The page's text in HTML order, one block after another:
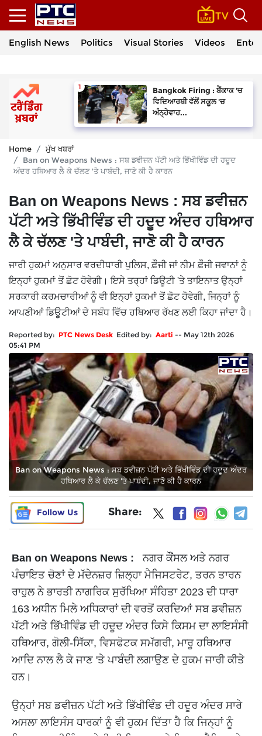
English News Politics Visual Stories Videos
Bangkok Firing : ਬੈਂਕਾਕ 'ਚ
ਵਿਦਿਆਰਥੀ ਵੱਲੋਂ ਸਕੂਲ 'ਚ
ਅੰਨ੍ਹੇਵਾਹ...
Home
ਮੁੱਖ ਖਬਰਾਂ
Ban on Weapons News : ਸਬ ਡਵੀਜ਼ਨ ਪੱਟੀ ਅਤੇ ਭਿੱਖੀਵਿੰਡ ਦੀ ਹਦੂਦ
ਅੰਦਰ ਹਥਿਆਰ ਲੈ ਕੇ ਚੱਲਣ 'ਤੇ ਪਾਬੰਦੀ, ਜਾਣੋ ਕੀ ਹੈ ਕਾਰਨ
Ban on Weapons News : ਸਬ ਡਵੀਜ਼ਨ
ਪੱਟੀ ਅਤੇ ਭਿੱਖੀਵਿੰਡ ਦੀ ਹਦੂਦ ਅੰਦਰ ਹਥਿਆਰ
ਲੈ ਕੇ ਚੱਲਣ 'ਤੇ ਪਾਬੰਦੀ, ਜਾਣੋ ਕੀ ਹੈ ਕਾਰਨ
ਜਾਰੀ ਹੁਕਮਾਂ ਅਨੁਸਾਰ ਵਰਦੀਧਾਰੀ ਪੁਲਿਸ, ਫ਼ੌਜੀ ਜਾਂ ਨੀਮ ਫ਼ੌਜੀ ਜਵਾਨਾਂ ਨੂੰ
ਇਨ੍ਹਾਂ ਹੁਕਮਾਂ ਤੋਂ ਛੋਟ ਹੋਵੇਗੀ। ਇਸੇ ਤਰ੍ਹਾਂ ਡਿਊਟੀ 'ਤੇ ਤਾਇਨਾਤ ਉਨ੍ਹਾਂ
ਸਰਕਾਰੀ ਕਰਮਚਾਰੀਆਂ ਨੂੰ ਵੀ ਇਨ੍ਹਾਂ ਹੁਕਮਾਂ ਤੋਂ ਛੋਟ ਹੋਵੇਗੀ, ਜਿਨ੍ਹਾਂ ਨੂੰ
ਆਪਣੀਆਂ ਡਿਊਟੀਆਂ ਦੇ ਸਬੰਧ ਵਿੱਚ ਹਥਿਆਰ ਰੱਖਣ ਲਈ ਕਿਹਾ ਜਾਂਦਾ ਹੈ।
Reported by: PTC News Desk Edited by: Aarti -- May 12th 2026
05:41 PM
Ban on Weapons News : ਸਬ ਡਵੀਜ਼ਨ ਪੱਟੀ ਅਤੇ ਭਿੱਖੀਵਿੰਡ ਦੀ ਹਦੂਦ ਅੰਦਰ
ਹਥਿਆਰ ਲੈ ਕੇ ਚੱਲਣ 'ਤੇ ਪਾਬੰਦੀ, ਜਾਣੋ ਕੀ ਹੈ ਕਾਰਨ
Follow Us Share:
Ban on Weapons News :ਨਗਰ ਕੌਂਸਲ ਅਤੇ ਨਗਰ
ਪੰਚਾਇਤ ਚੋਣਾਂ ਦੇ ਮੱਦੇਨਜ਼ਰ ਜ਼ਿਲ੍ਹਾ ਮੈਜਿਸਟਰੇਟ, ਤਰਨ ਤਾਰਨ
ਰਾਹੁਲ ਨੇ ਭਾਰਤੀ ਨਾਗਰਿਕ ਸੁਰੱਖਿਆ ਸੰਹਿਤਾ 2023 ਦੀ ਧਾਰਾ
163 ਅਧੀਨ ਮਿਲੇ ਅਧਿਕਾਰਾਂ ਦੀ ਵਰਤੋਂ ਕਰਦਿਆਂ ਸਬ ਡਵੀਜ਼ਨ
ਪੱਟੀ ਅਤੇ ਭਿੱਖੀਵਿੰਡ ਦੀ ਹਦੂਦ ਅੰਦਰ ਕਿਸੇ ਕਿਸਮ ਦਾ ਲਾਇਸੰਸੀ
ਹਥਿਆਰ, ਗੋਲੀ-ਸਿੱਕਾ, ਵਿਸਫੋਟਕ ਸਮੱਗਰੀ, ਮਾਰੂ ਹਥਿਆਰ
ਆਦਿ ਨਾਲ ਲੈ ਕੇ ਜਾਣ 'ਤੇ ਪਾਬੰਦੀ ਲਗਾਉਣ ਦੇ ਹੁਕਮ ਜਾਰੀ ਕੀਤੇ
ਹਨ।
ਉਨ੍ਹਾਂ ਸਬ ਡਵੀਜ਼ਨ ਪੱਟੀ ਅਤੇ ਭਿੱਖੀਵਿੰਡ ਦੀ ਹਦੂਰ ਅੰਦਰ ਸਾਰੇ
ਅਸਲਾ ਲਾਇਸੰਸ ਧਾਰਕਾਂ ਨੂੰ ਵੀ ਹੁਕਮ ਦਿੱਤਾ ਹੈ ਕਿ ਜਿਨ੍ਹਾਂ ਨੂੰ